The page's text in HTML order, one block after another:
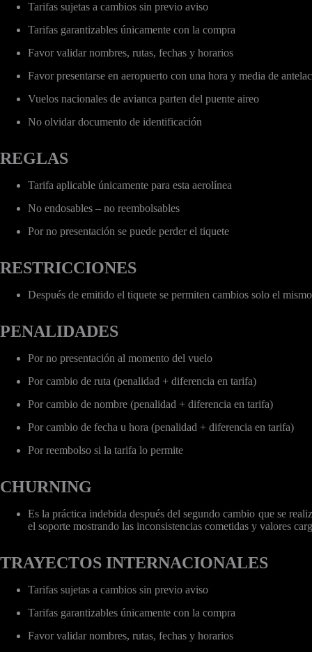
Tarifas sujetas a cambios sin previo aviso
Tarifas garantizables únicamente con la compra
Favor validar nombres, rutas, fechas y horarios
Favor presentarse en aeropuerto con una hora y media de
Vuelos nacionales de avianca parten del puente aireo
No olvidar documento de identificación
REGLAS
Tarifa aplicable únicamente para esta aerolínea
No endosables – no reembolsables
Por no presentación se puede perder el tiquete
RESTRICCIONES
Después de emitido el tiquete se permiten cambios solo el
PENALIDADES
Por no presentación al momento del vuelo
Por cambio de ruta (penalidad + diferencia en tarifa)
Por cambio de nombre (penalidad + diferencia en tarifa)
Por cambio de fecha u hora (penalidad + diferencia en tarifa)
Por reembolso si la tarifa lo permite
CHURNING
Es la práctica indebida después del segundo cambio que se
el soporte mostrando las inconsistencias cometidas y valores
TRAYECTOS INTERNACIONALES
Tarifas sujetas a cambios sin previo aviso
Tarifas garantizables únicamente con la compra
Favor validar nombres, rutas, fechas y horarios